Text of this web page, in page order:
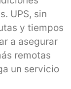
UPS, sin
y tiempos
a asegurar
remotas
un servicio